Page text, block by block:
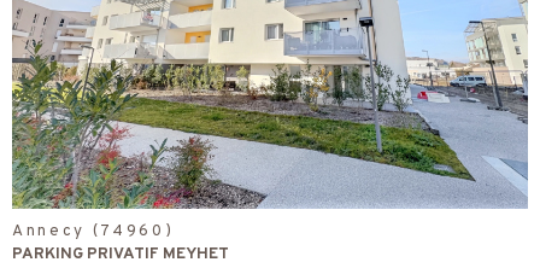
bien
Annecy (74960)
PARKING PRIVATIF MEYHET